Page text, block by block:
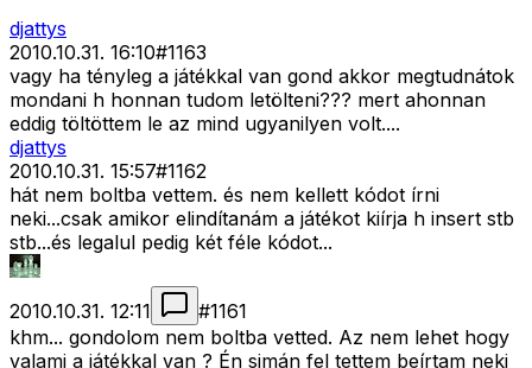
djattys
2010.10.31. 16:10#1163
vagy ha tényleg a játékkal van gond akkor megtudnátok
mondani h honnan tudom letölteni??? mert ahonnan
eddig töltöttem le az mind ugyanilyen volt....
djattys
2010.10.31. 15:57#1162
hát nem boltba vettem. és nem kellett kódot írni
neki...csak amikor elindítanám a játékot kiírja h insert stb
stb...és legalul pedig két féle kódot...
2010.10.31. 12:11 #1161
khm... gondolom nem boltba vetted. Az nem lehet hogy
valami a játékkal van ? Én simán fel tettem beírtam neki